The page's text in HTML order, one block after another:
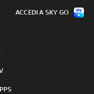
ACCEDI A SKY GO